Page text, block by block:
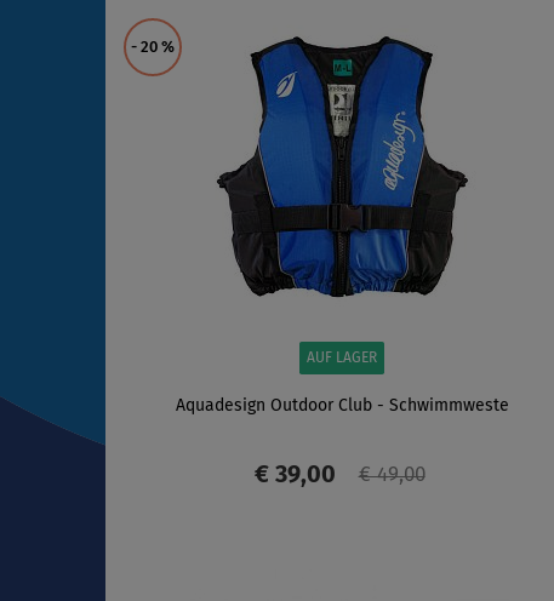
- 20 %
AUF LAGER
Aquadesign Outdoor Club - Schwimmweste
€ 39,00 € 49,00